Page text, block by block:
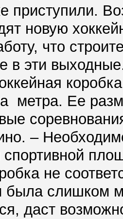
приступили.
новую
что
в эти
метра. Ее
–
не
была слишком
даст